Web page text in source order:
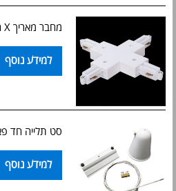
מחבר מאריך X חד פאזי
למידע נוסף
סט תלייה חד
למידע נוסף